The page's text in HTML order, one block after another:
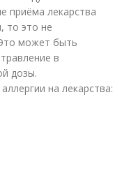
приёма лекарства
то это не
может быть
в
дозы.
на лекарства: